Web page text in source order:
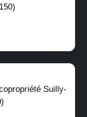
Suilly-